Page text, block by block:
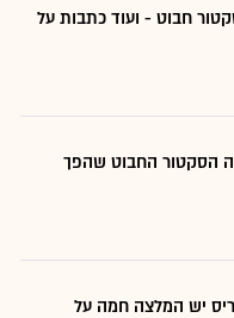
חבוט - ועוד כתבות על
הסקטור החבוט שהפך
יש המלצה חמה על